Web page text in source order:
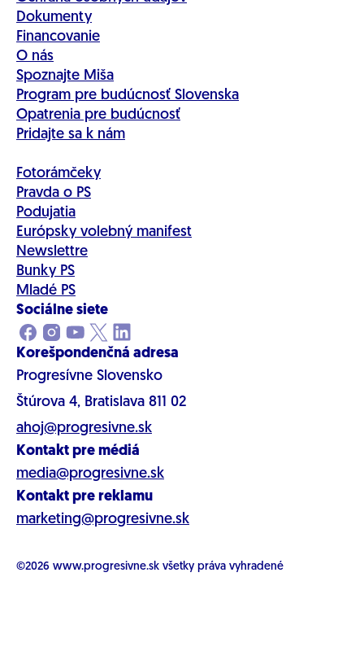
Dokumenty
Financovanie
O nás
Spoznajte Miša
Program pre budúcnosť Slovenska
Opatrenia pre budúcnosť
Pridajte sa k nám
Fotorámčeky
Pravda o PS
Podujatia
Európsky volebný manifest
Newslettre
Bunky PS
Mladé PS
Sociálne siete
Korešpondenčná adresa
Progresívne Slovensko
Štúrova 4, Bratislava 811 02
ahoj@progresivne.sk
Kontakt pre médiá
media@progresivne.sk
Kontakt pre reklamu
marketing@progresivne.sk
©2026 www.progresivne.sk všetky práva vyhradené